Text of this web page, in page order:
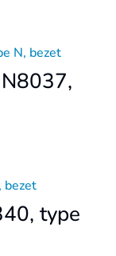
type